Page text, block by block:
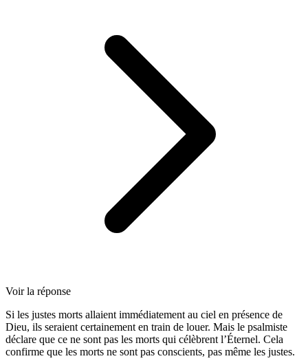
Voir la réponse
Si les justes morts allaient immédiatement au ciel en présence de
Dieu, ils seraient certainement en train de louer. Mais le psalmiste
déclare que ce ne sont pas les morts qui célèbrent l’Éternel. Cela
confirme que les morts ne sont pas conscients, pas même les justes.